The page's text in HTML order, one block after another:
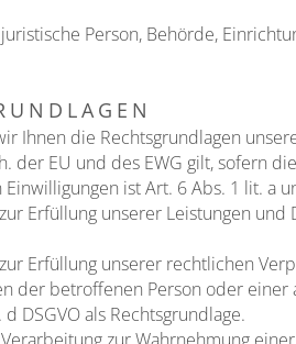
Person, Behörde,
Ihnen die Rechtsgrundlagen
der EU und des EWG gilt, sofern
ist Art. 6 Abs. 1 lit. a
Erfüllung unserer Leistungen
Erfüllung unserer rechtlichen
der betroffenen Person oder
DSGVO als Rechtsgrundlage.